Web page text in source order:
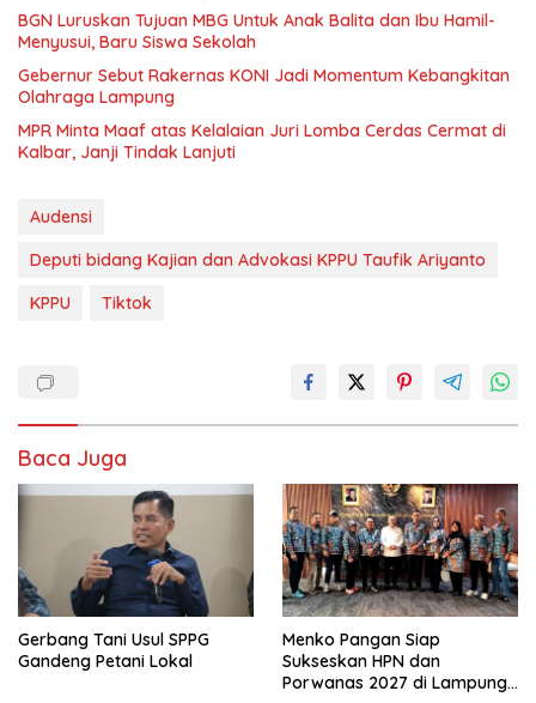
BGN Luruskan Tujuan MBG Untuk Anak Balita dan Ibu Hamil-
Menyusui, Baru Siswa Sekolah
Gebernur Sebut Rakernas KONI Jadi Momentum Kebangkitan
Olahraga Lampung
MPR Minta Maaf atas Kelalaian Juri Lomba Cerdas Cermat di
Kalbar, Janji Tindak Lanjuti
Audensi
Deputi bidang Kajian dan Advokasi KPPU Taufik Ariyanto
KPPU
Tiktok
Baca Juga
Gerbang Tani Usul SPPG
Gandeng Petani Lokal
Menko Pangan Siap
Sukseskan HPN dan
Porwanas 2027 di Lampung,